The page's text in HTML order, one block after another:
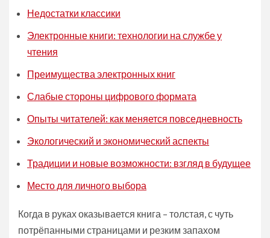
Недостатки классики
Электронные книги: технологии на службе у
чтения
Преимущества электронных книг
Слабые стороны цифрового формата
Опыты читателей: как меняется повседневность
Экологический и экономический аспекты
Традиции и новые возможности: взгляд в будущее
Место для личного выбора
Когда в руках оказывается книга – толстая, с чуть
потрёпанными страницами и резким запахом